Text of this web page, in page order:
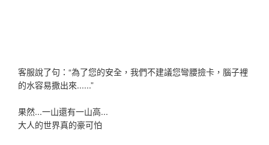
客服說了句：“為了您的安全，我們不建議您彎腰撿卡，腦子裡
的水容易撒出來......”
果然...一山還有一山高...
大人的世界真的豪可怕